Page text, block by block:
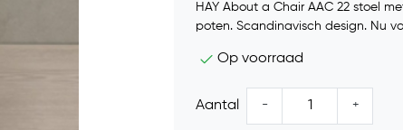
HAY About a Chair AAC 22 stoel
poten. Scandinavisch design. Nu
Op voorraad
Aantal - +